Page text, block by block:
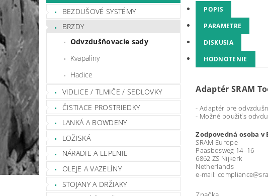
BEZDUŠOVÉ SYSTÉMY
BRZDY
Odvzdušňovacie sady
Kvapaliny
Hadice
VIDLICE / TLMIČE / SEDLOVKY
ČISTIACE PROSTRIEDKY
LANKÁ A BOWDENY
LOŽISKÁ
NÁRADIE A LEPENIE
OLEJE A VAZELÍNY
STOJANY A DRŽIAKY
POPIS
PARAMETRE
DISKUSIA
HODNOTENIE
Adaptér SRAM
- Adaptér pre
- Možné použiť s
Zodpovedná osoba v
SRAM Europe
Paasbosweg 14–16
6862 ZS Nijkerk
Netherlands
e-mail: